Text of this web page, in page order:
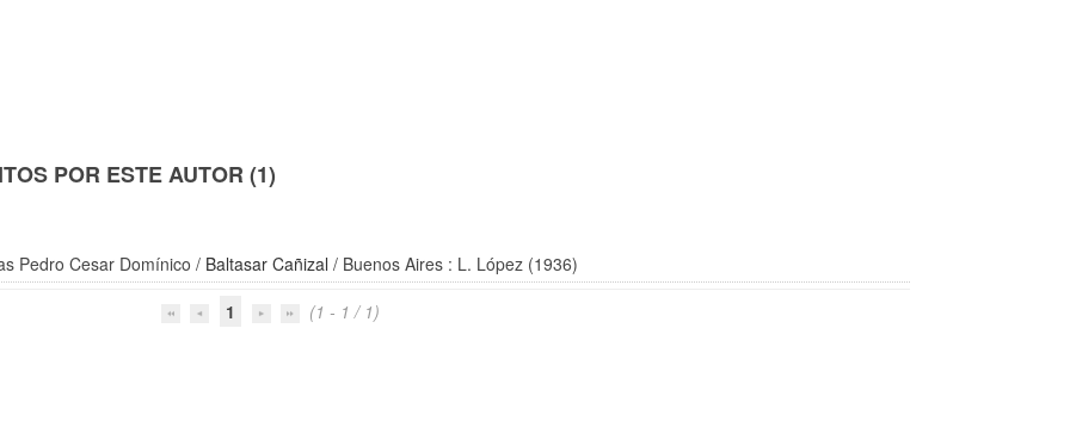
POR ESTE AUTOR (1)
Pedro Cesar Domínico / Baltasar Cañizal / Buenos Aires : L. López (1936)
1
(1 - 1 / 1)